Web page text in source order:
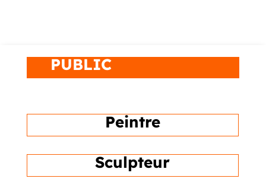
PUBLIC
Peintre
Sculpteur